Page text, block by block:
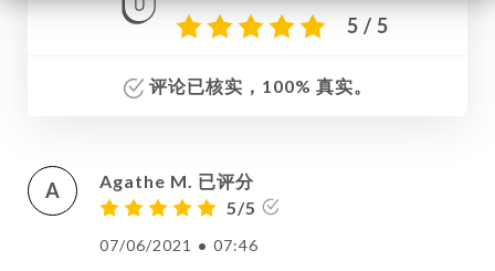
5 / 5
评论已核实，100% 真实。
A
Agathe M. 已评分
5/5
07/06/2021 • 07:46